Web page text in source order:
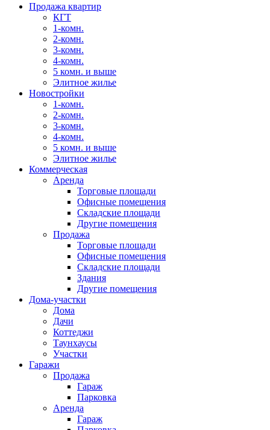
Продажа квартир
КГТ
1-комн.
2-комн.
3-комн.
4-комн.
5 комн. и выше
Элитное жилье
Новостройки
1-комн.
2-комн.
3-комн.
4-комн.
5 комн. и выше
Элитное жилье
Коммерческая
Аренда
Торговые площади
Офисные помещения
Складские площади
Другие помещения
Продажа
Торговые площади
Офисные помещения
Складские площади
Здания
Другие помещения
Дома-участки
Дома
Дачи
Коттеджи
Таунхаусы
Участки
Гаражи
Продажа
Гараж
Парковка
Аренда
Гараж